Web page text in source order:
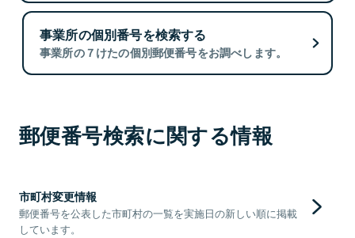
事業所の個別番号を検索する
事業所の７けたの個別郵便番号をお調べします。
郵便番号検索に関する情報
市町村変更情報
郵便番号を公表した市町村の一覧を実施日の新しい順に掲載
しています。